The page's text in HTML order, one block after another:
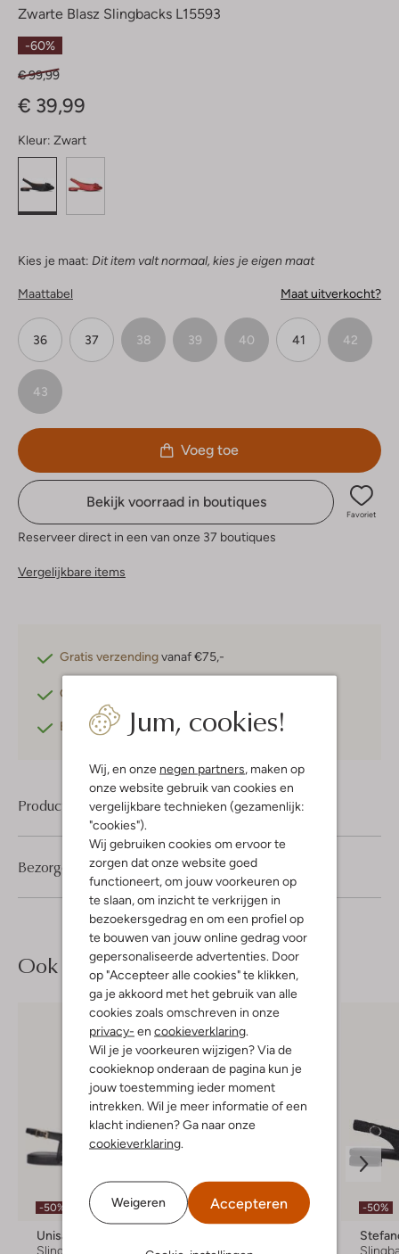
Jum, cookies!
Wij, en onze negen partners , maken op
onze website gebruik van cookies en
vergelijkbare technieken (gezamenlijk:
"cookies").
Wij gebruiken cookies om ervoor te
zorgen dat onze website goed
functioneert, om jouw voorkeuren op
te slaan, om inzicht te verkrijgen in
bezoekersgedrag en om een profiel op
te bouwen van jouw online gedrag voor
gepersonaliseerde advertenties. Door
op "Accepteer alle cookies" te klikken,
ga je akkoord met het gebruik van alle
cookies zoals omschreven in onze
privacy- en cookieverklaring
Wil je je voorkeuren wijzigen? Via de
cookieknop onderaan de pagina kun je
jouw toestemming ieder moment
intrekken. Wil je meer informatie of een
klacht indienen? Ga naar onze
cookieverklaring
Weigeren Accepteren
Zwarte Blasz Slingbacks L15593
-60%
€ 99,99
€ 39,99
Kleur: Zwart
Kies je maat: Dit item valt normaal, kies je eigen maat
Maattabel Maat uitverkocht?
36 37 38 39 40 41 42
43
Voeg toe
Bekijk voorraad in boutiques
Favoriet
Reserveer direct in een van onze 37 boutiques
Vergelijkbare items
Gratis verzendingvanaf €75,-
Gratis retourneren
Betaal achterafmet Klarna
Product informatie
Bezorgen & retourneren
Ook iets voor jou?
-50%
Unisa
Slingbacks
-70%
Slingbacks
-50%